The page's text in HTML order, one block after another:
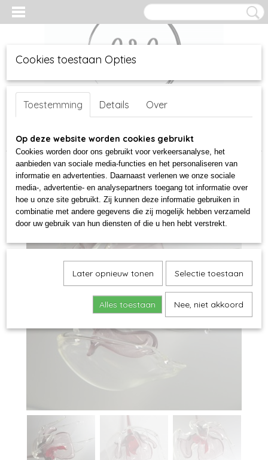
Inloggen Registreren
UW WINKELWAGEN
Home >glas>Mond geblazen >Glas bloem paars
Cookies toestaan Opties
Toestemming Details Over
Op deze website worden cookies gebruikt
Cookies worden door ons gebruikt voor verkeersanalyse, het
aanbieden van sociale media-functies en het personaliseren van
informatie en advertenties. Daarnaast verlenen we onze sociale
media-, advertentie- en analysepartners toegang tot informatie over
hoe u onze site gebruikt. Zij kunnen deze informatie gebruiken in
combinatie met andere gegevens die zij mogelijk hebben verzameld
door uw gebruik van hun diensten of die u hen hebt verstrekt.
Later opnieuw tonen Selectie toestaan
Alles toestaan Nee, niet akkoord